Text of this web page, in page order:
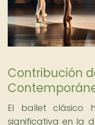
Contribución
El ballet clásico
significativa en la